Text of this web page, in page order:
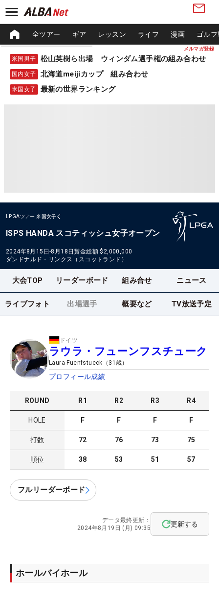
メルマガ登録
全ツアー ギア レッスン ライフ 漫画 ゴル
米国男子 松山英樹ら出場 ウィンダム選手権の組み合わせ
国内女子 北海道meijiカップ 組み合わせ
米国女子 最新の世界ランキング
LPGAツアー 米国女子
ISPS HANDA スコティッシュ女子オープン
2024年8月15日-8月18日賞金総額 $2,000,000
ダンドナルド・リンクス（スコットランド）
大会TOP リーダーボード 組み合せ ニュース
ライブフォト 出場選手 概要など TV放送予定
ドイツ
ラウラ・フューンフスチューク
Laura Fuenfstueck （ 31 歳）
プロフィール成績
ROUND R1 R2 R3 R4
HOLE F F F F
打数 72 76 73 75
順位 38 53 51 57
フルリーダーボード
データ最終更新：
2024年8月19日 (月) 09:35
更新する
ホールバイホール